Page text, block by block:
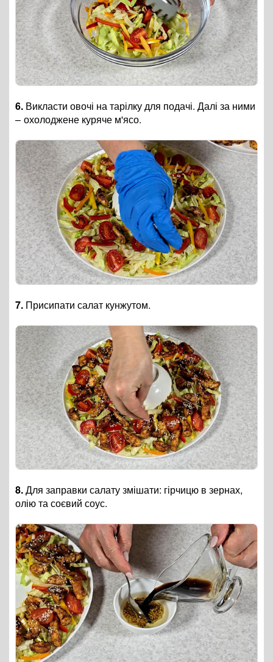
6. Викласти овочі на тарілку для подачі. Далі за ними
–охолоджене куряче м'ясо.
7. Присипати салат кунжутом.
8.Для заправки салату змішати: гірчицю в зернах,
олію та соєвий соус.